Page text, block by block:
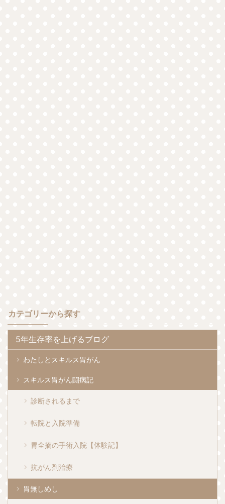
カテゴリーから探す
5年生存率を上げるブログ
わたしとスキルス胃がん
スキルス胃がん闘病記
診断されるまで
転院と入院準備
胃全摘の手術入院【体験記】
抗がん剤治療
胃無しめし